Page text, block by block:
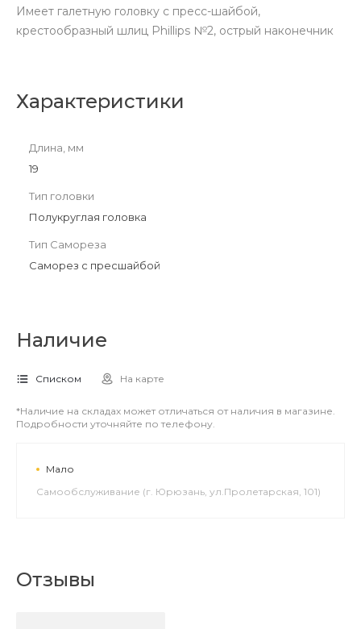
Имеет галетную головку с пресс-шайбой,
крестообразный шлиц Phillips №2, острый наконечник
Характеристики
Длина, мм
19
Тип головки
Полукруглая головка
Тип Самореза
Саморез с пресшайбой
Наличие
Списком На карте
*Наличие на складах может отличаться от наличия в магазине.
Подробности уточняйте по телефону.
Мало
Самообслуживание (г. Юрюзань, ул.Пролетарская, 101)
Отзывы